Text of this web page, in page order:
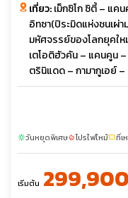
เที่ยว:เม็กซิโก ซิตี้ – แค
อิทซา(ปิระมิดแห่งชนเผ่า
มหัศจรรย์ของโลกยุคให
เตโอติฮัวคัน – แคนคูน –
ตรินิแดด – กามากูเอย์ –
sunnyวันหยุดพิเศษlocal_fire_departmentโปรไฟไหม้confirmation_numberที่เ
เริ่มต้น